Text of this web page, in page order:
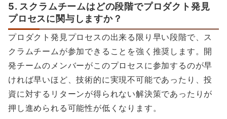
5. スクラムチームはどの段階でプロダクト発見
プロセスに関与しますか？
プロダクト発見プロセスの出来る限り早い段階で、ス
クラムチームが参加できることを強く推奨します。開
発チームのメンバーがこのプロセスに参加するのが早
ければ早いほど、技術的に実現不可能であったり、投
資に対するリターンが得られない解決策であったりが
押し進められる可能性が低くなります。